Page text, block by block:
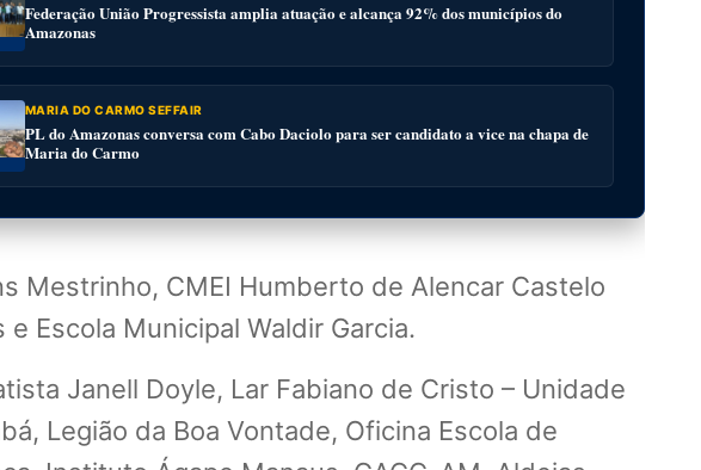
Federação União Progressista amplia atuação e alcança 92% dos municípios do
Amazonas
MARIA DO CARMO SEFFAIR
PL do Amazonas conversa com Cabo Daciolo para ser candidato a vice na chapa de
Maria do Carmo
Mestrinho, CMEI Humberto de Alencar Castelo
Escola Municipal Waldir Garcia.
Janell Doyle, Lar Fabiano de Cristo – Unidade
Legião da Boa Vontade, Oficina Escola de